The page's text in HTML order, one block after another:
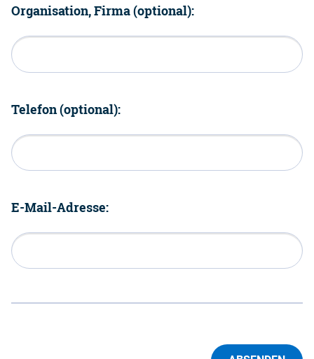
Organisation, Firma (optional):
Telefon (optional):
E-Mail-Adresse: